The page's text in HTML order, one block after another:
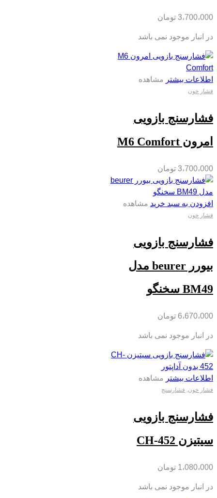
3،700،000 تومان
در انبار موجود نمی باشد
اطلاعات بیشتر مشاهده
فشار خون
فشارسنج بازویی
امرون M6 Comfort
3،700،000 تومان
افزودن به سبد خرید مشاهده
فشار خون
فشارسنج بازویی
بیورر beurer مدل
BM49 سخنگو
6،670،000 تومان
در انبار موجود نمی باشد
اطلاعات بیشتر مشاهده
فشار خون, فشارسنج
فشارسنج بازویی
سیتیزن CH-452
1،080،000 تومان
در انبار موجود نمی باشد